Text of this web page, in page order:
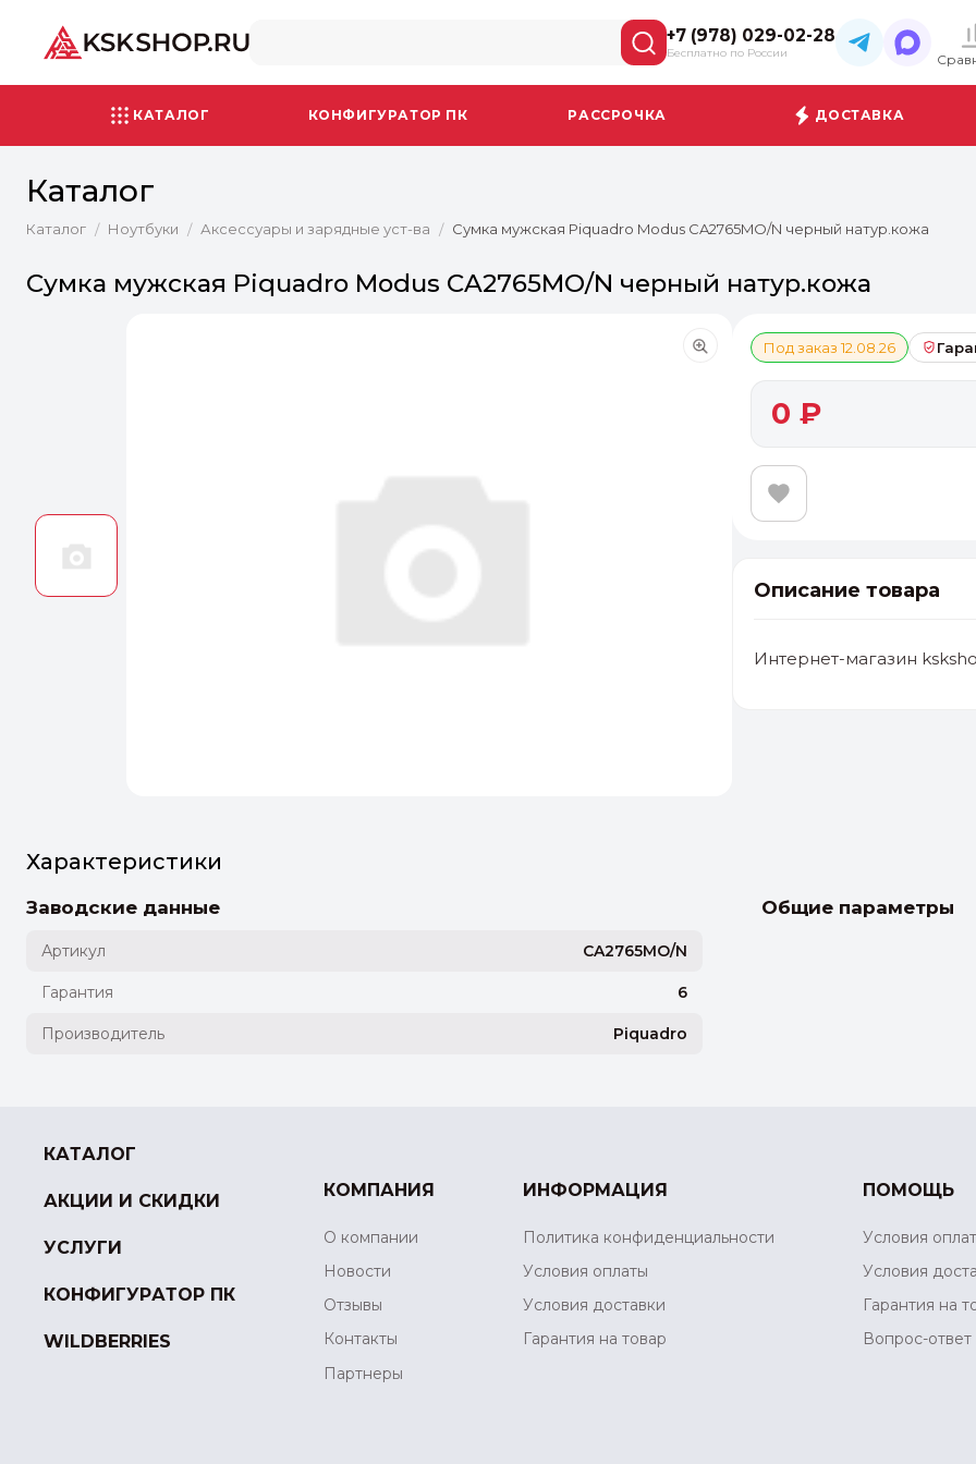
+7 (978) 029-02-28
Бесплатно по России
КАТАЛОГ КОНФИГУРАТОР ПК РАССРОЧКА ДОСТАВКА
Каталог
Каталог / Ноутбуки / Аксессуары и зарядные уст-ва / Сумка мужская Piquadro Modus CA2765MO/N черный натур.кожа
Сумка мужская Piquadro Modus CA2765MO/N черный натур.кожа
Под заказ 12.08.26
0 ₽
Описание товара
Интернет-магазин
Характеристики
Заводские данные
Артикул CA2765MO/N
Гарантия 6
Производитель Piquadro
Общие параметры
КАТАЛОГ
АКЦИИ И СКИДКИ
УСЛУГИ
КОНФИГУРАТОР ПК
WILDBERRIES
КОМПАНИЯ
О компании
Новости
Отзывы
Контакты
Партнеры
ИНФОРМАЦИЯ
Политика конфиденциальности
Условия оплаты
Условия доставки
Гарантия на товар
ПОМОЩЬ
Условия
Условия
Гарантия на
Вопрос-ответ